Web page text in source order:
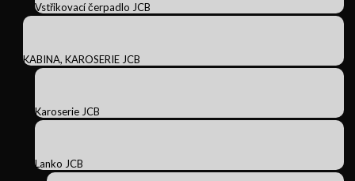
Vstřikovací čerpadlo JCB
KABINA, KAROSERIE JCB
Karoserie JCB
Lanko JCB